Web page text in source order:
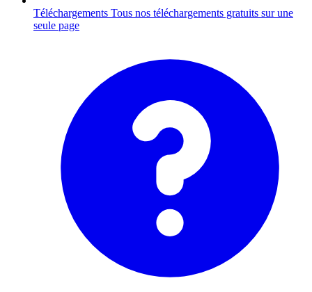
Téléchargements Tous nos téléchargements gratuits sur une
seule page